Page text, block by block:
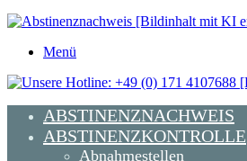
Menü
ABSTINENZNACHWEIS
ABSTINENZKONTROLLE
Abnahmestellen